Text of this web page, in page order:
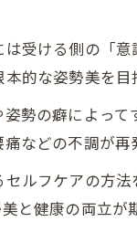
すすめの意識変
える豊田市流ケア
と意識の関係を
アと意識改革の
体と意識の変化
で歪み改善を深
受ける側の「
的な姿勢美を目
勢の癖によっ
などの不調が再
ルフケアの方
と健康の両立が